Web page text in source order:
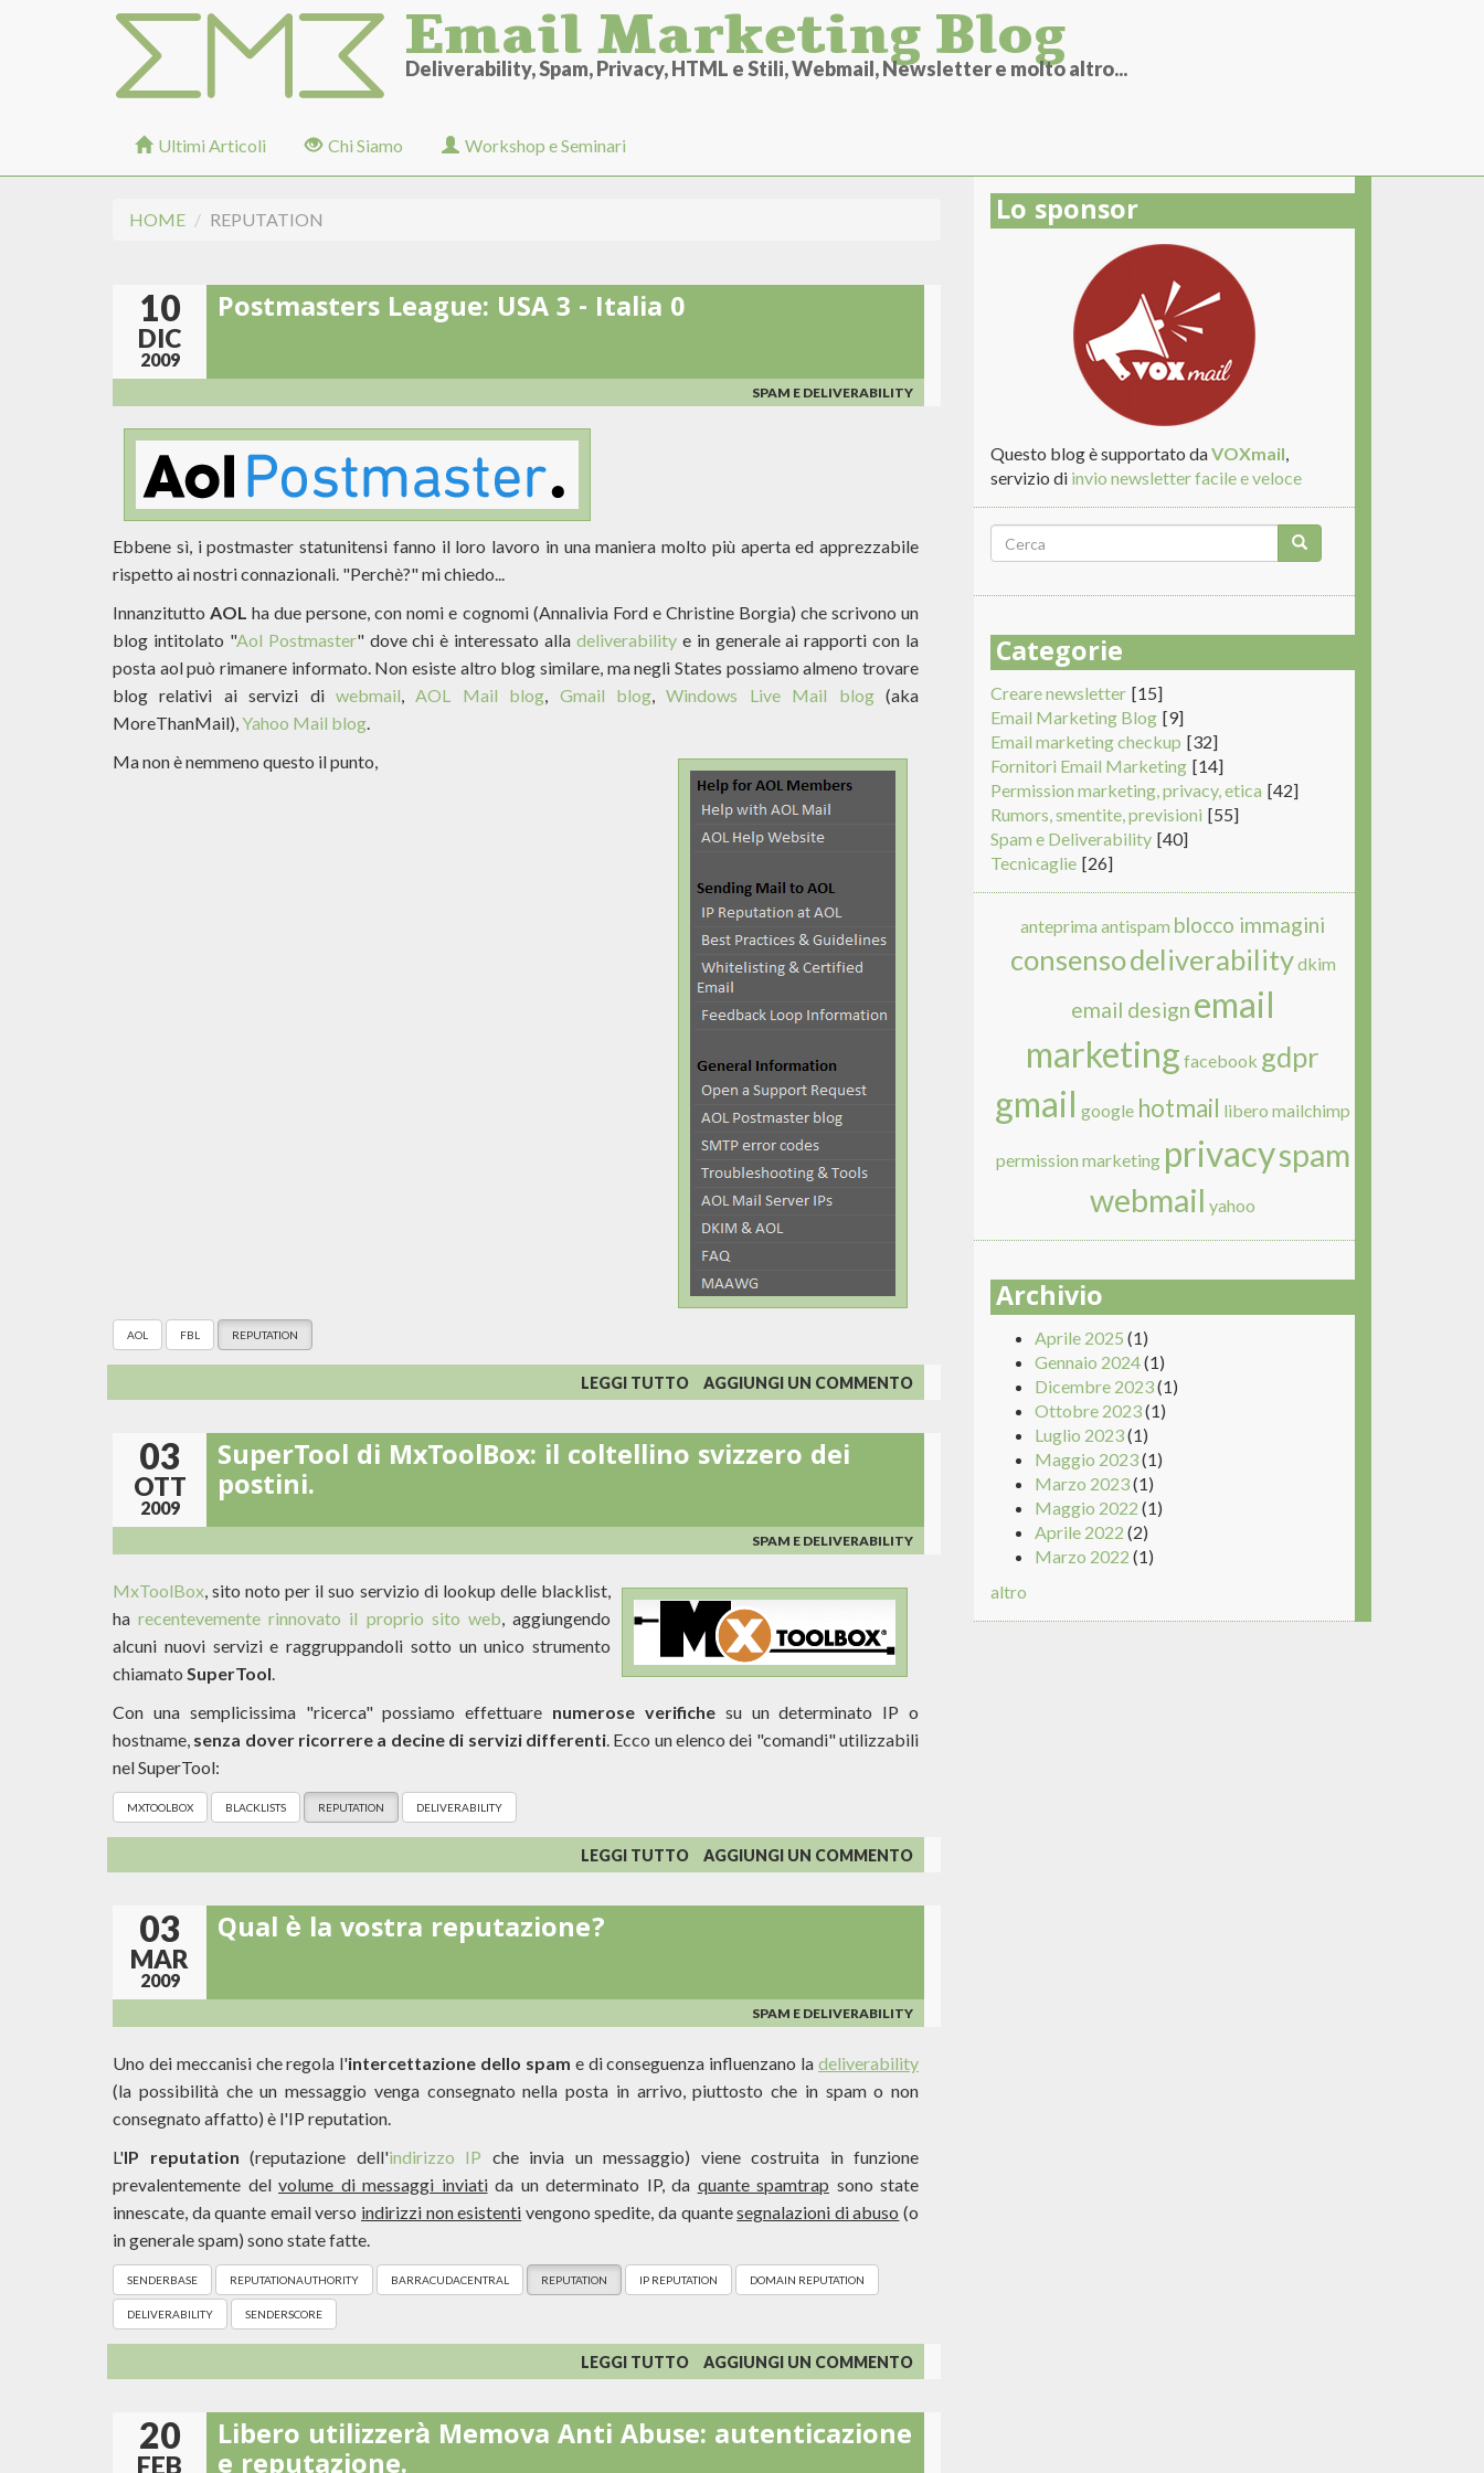
Email Marketing Blog
Deliverability, Spam, Privacy, HTML e Stili, Webmail, Newsletter e molto altro...
Ultimi Articoli Chi Siamo Workshop e Seminari
HOME REPUTATION
10
DIC
2009
Postmasters League: USA 3 - Italia 0
SPAM E DELIVERABILITY
Ebbene sì, i postmaster statunitensi fanno il loro lavoro in una maniera molto più aperta ed apprezzabile
rispetto ai nostri connazionali. "Perchè?" mi chiedo...
InnanzituttoAOL ha due persone, con nomi e cognomi (Annalivia Ford e Christine Borgia) che scrivono un
blog intitolato "Aol Postmaster" dove chi è interessato alla deliverabilitye in generale ai rapporti con la
posta aol può rimanere informato. Non esiste altro blog similare, ma negli States possiamo almeno trovare
blog relativi ai servizi di webmail,AOL Mail blog, Gmail blog,Windows Live Mail blog(aka
MoreThanMail),Yahoo Mail blog.
Ma non è nemmeno questo il punto,
AOL FBL REPUTATION
LEGGI TUTTO SU
POSTMASTERS
USA
AGGIUNGI UN COMMENTO
03
OTT
2009
SuperTool di MxToolBox: il coltellino svizzero dei
postini.
SPAM E DELIVERABILITY
MxToolBox, sito noto per il suo servizio di lookup delle blacklist,
harecentevemente rinnovato il proprio sito web, aggiungendo
alcuni nuovi servizi e raggruppandoli sotto un unico strumento
chiamato SuperTool.
Con una semplicissima "ricerca" possiamo effettuare numerose verifichesu un determinato IP o
hostname, senza dover ricorrere a decine di servizi differenti. Ecco un elenco dei "comandi" utilizzabili
nel SuperTool:
MXTOOLBOX BLACKLISTS REPUTATION DELIVERABILITY
LEGGI TUTTO SU
SUPERTOOL
POSTINI.
AGGIUNGI UN COMMENTO
03
MAR
2009
Qual è la vostra reputazione?
SPAM E DELIVERABILITY
Uno dei meccanisi che regola l'intercettazione dello spam e di conseguenza influenzano ladeliverability
(la possibilità che un messaggio venga consegnato nella posta in arrivo, piuttosto che in spam o non
consegnato affatto) è l'IP reputation.
L'IP reputation (reputazione dell'indirizzo IP che invia un messaggio) viene costruita in funzione
prevalentemente del volume di messaggi inviatida un determinato IP, da quante spamtrap sono state
innescate, da quante email verso indirizzi non esistenti vengono spedite, da quantesegnalazioni di abuso (o
in generale spam) sono state fatte.
SENDERBASE REPUTATIONAUTHORITY BARRACUDACENTRAL REPUTATION IP REPUTATION DOMAIN REPUTATION
DELIVERABILITY SENDERSCORE
LEGGI TUTTO SU
QUAL
LA
VOSTRA
AGGIUNGI UN COMMENTO
20
FEB
Libero utilizzerà Memova Anti Abuse: autenticazione
Lo sponsor
Questo blog è supportato daVOXmail,
servizio di invio newsletter facile e veloce
Form
di
ricerca
Categorie
Creare newsletter [15]
Email Marketing Blog [9]
Email marketing checkup [32]
Fornitori Email Marketing [14]
Permission marketing, privacy, etica [42]
Rumors, smentite, previsioni [55]
Spam e Deliverability [40]
Tecnicaglie [26]
anteprima antispam blocco immagini
consensodeliverabilitydkim
email design email
marketing facebook gdpr
gmail google hotmail libero mailchimp
permission marketing privacyspam
webmail yahoo
Archivio
Aprile 2025 (1)
Gennaio 2024(1)
Dicembre 2023(1)
Ottobre 2023(1)
Luglio 2023(1)
Maggio 2023(1)
Marzo 2023(1)
Maggio 2022 (1)
Aprile 2022 (2)
Marzo 2022 (1)
altro